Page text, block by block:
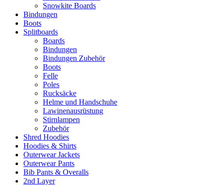
Snowkite Boards
Bindungen
Boots
Splitboards
Boards
Bindungen
Bindungen Zubehör
Boots
Felle
Poles
Rucksäcke
Helme und Handschuhe
Lawinenausrüstung
Stirnlampen
Zubehör
Shred Hoodies
Hoodies & Shirts
Outerwear Jackets
Outerwear Pants
Bib Pants & Overalls
2nd Layer